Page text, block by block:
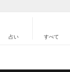
占い すべて